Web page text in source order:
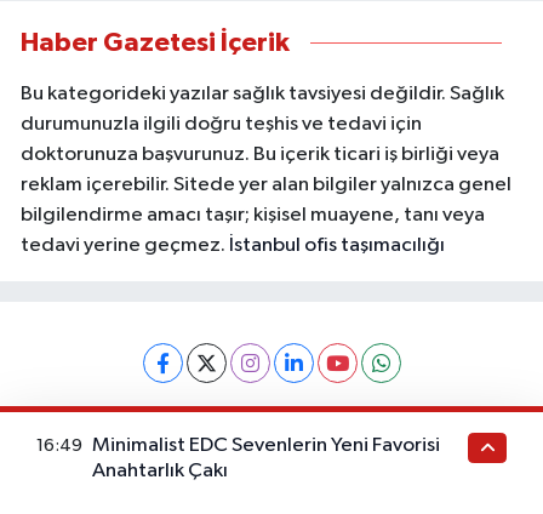
Haber Gazetesi İçerik
Bu kategorideki yazılar sağlık tavsiyesi değildir. Sağlık
durumunuzla ilgili doğru teşhis ve tedavi için
doktorunuza başvurunuz. Bu içerik ticari iş birliği veya
reklam içerebilir. Sitede yer alan bilgiler yalnızca genel
bilgilendirme amacı taşır; kişisel muayene, tanı veya
tedavi yerine geçmez. İstanbul ofis taşımacılığı
Künye İletişim Gizlilik Politikası
Gizlilik Sözleşmesi
Kullanım Koşulları
KVKK Aydınlatma Metni
16:49
Minimalist EDC Sevenlerin Yeni Favorisi
Anahtarlık Çakı